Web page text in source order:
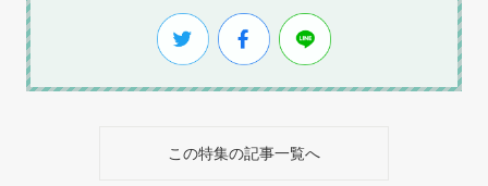
この特集の記事一覧へ